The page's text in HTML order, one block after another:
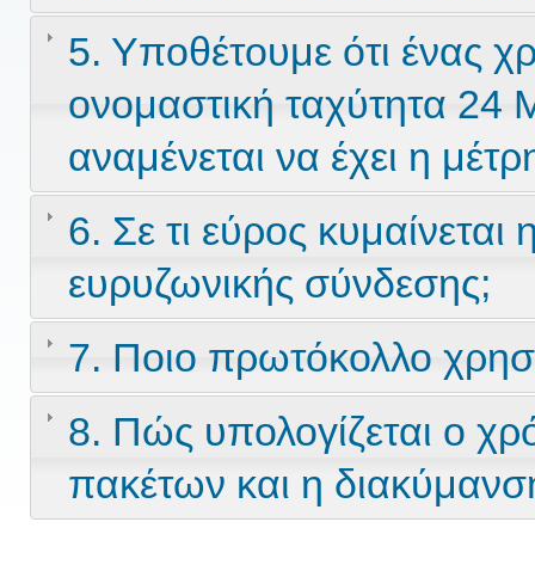
5. Υποθέτουμε ότι ένας
ονομαστική ταχύτητα 24
αναμένεται να έχει η
6. Σε τι εύρος
ευρυζωνικής σύνδεσης;
7. Ποιο πρωτόκολλο
8. Πώς υπολογίζεται ο
πακέτων και η